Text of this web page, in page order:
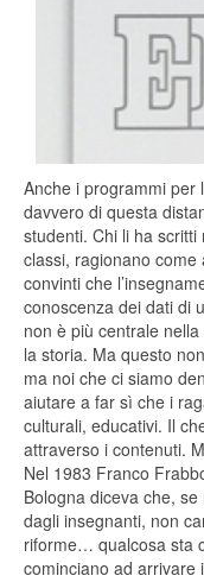
Anche i programmi per
davvero di questa
studenti. Chi li ha scritti
classi, ragionano
convinti che
conoscenza dei dati di
non è più centrale
la storia. Ma questo
ma noi che ci siamo
aiutare a far sì che i
culturali, educativi. Il
attraverso i contenuti.
Nel 1983 Franco
Bologna diceva che,
dagli insegnanti, non
riforme… qualcosa sta
cominciano ad arrivare